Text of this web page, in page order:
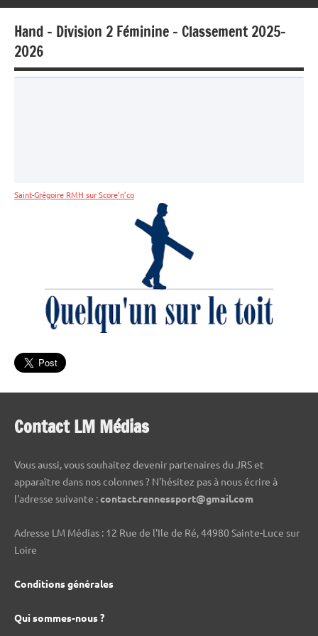
Hand – Division 2 Féminine – Classement 2025-
2026
Saint-Grégoire RMH sur Score’n’co
Contact LM Médias
Vous aussi, vous souhaitez devenir partenaires du JRS et
apparaître dans nos colonnes ? N'hésitez pas à nous écrire à
l'adresse suivante :contact.rennessport@gmail.com
Adresse LM Médias : 12 Rue de l'Ile de Ré, 44980 Sainte-Luce sur
Loire
Conditions générales
Qui sommes-nous ?